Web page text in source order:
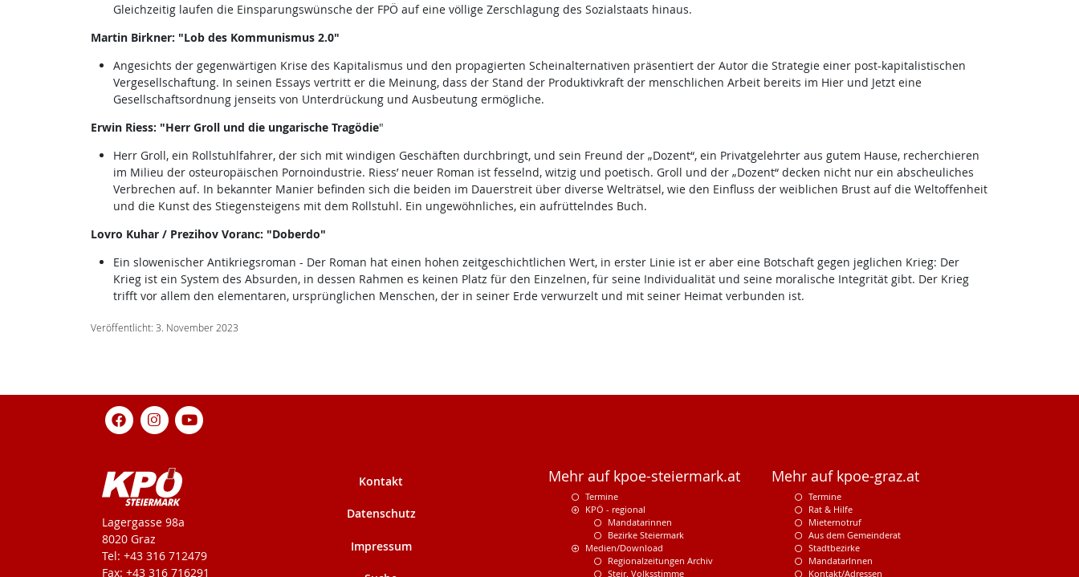
Gleichzeitig laufen die Einsparungswünsche der FPÖ auf eine völlige Zerschlagung des Sozialstaats hinaus.
Martin Birkner: "Lob des Kommunismus 2.0"
Angesichts der gegenwärtigen Krise des Kapitalismus und den propagierten Scheinalternativen präsentiert der Autor die Strategie einer post-kapitalistischen
Vergesellschaftung. In seinen Essays vertritt er die Meinung, dass der Stand der Produktivkraft der menschlichen Arbeit bereits im Hier und Jetzt eine
Gesellschaftsordnung jenseits von Unterdrückung und Ausbeutung ermögliche.
Erwin Riess: "Herr Groll und die ungarische Tragödie"
Herr Groll, ein Rollstuhlfahrer, der sich mit windigen Geschäften durchbringt, und sein Freund der „Dozent“, ein Privatgelehrter aus gutem Hause, recherchieren
im Milieu der osteuropäischen Pornoindustrie. Riess’ neuer Roman ist fesselnd, witzig und poetisch. Groll und der „Dozent“ decken nicht nur ein abscheuliches
Verbrechen auf. In bekannter Manier befinden sich die beiden im Dauerstreit über diverse Welträtsel, wie den Einfluss der weiblichen Brust auf die Weltoffenheit
und die Kunst des Stiegensteigens mit dem Rollstuhl. Ein ungewöhnliches, ein aufrüttelndes Buch.
Lovro Kuhar / Prezihov Voranc: "Doberdo"
Ein slowenischer Antikriegsroman - Der Roman hat einen hohen zeitgeschichtlichen Wert, in erster Linie ist er aber eine Botschaft gegen jeglichen Krieg: Der
Krieg ist ein System des Absurden, in dessen Rahmen es keinen Platz für den Einzelnen, für seine Individualität und seine moralische Integrität gibt. Der Krieg
trifft vor allem den elementaren, ursprünglichen Menschen, der in seiner Erde verwurzelt und mit seiner Heimat verbunden ist.
Veröffentlicht: 3. November 2023
KPÖ-Steiermark
Lagergasse 98a
8020 Graz
Tel: +43 316 712479
Fax: +43 316 716291
Kontakt
Datenschutz
Impressum
Mehr auf kpoe-steiermark.at
Termine
KPÖ - regional
Mandatarinnen
Bezirke Steiermark
Medien/Download
Regionalzeitungen Archiv
Steir. Volksstimme
Mehr auf kpoe-graz.at
Termine
Rat & Hilfe
Mieternotruf
Aus dem Gemeinderat
Stadtbezirke
MandatarInnen
Kontakt/Adressen